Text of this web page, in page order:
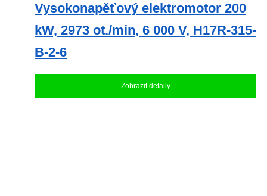
Vysokonapěťový elektromotor 200
kW, 2973 ot./min, 6 000 V, H17R-315-
B-2-6
Zobrazit detaily